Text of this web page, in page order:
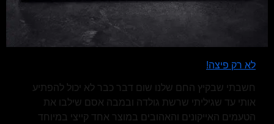
לא רק פיצה!
חשבתי שבקיץ החם שלנו שום דבר כבר לא יכול להפתיע
אותי עד שגיליתי שרשת גולדה ובמבה אסם שילבו את
הטעמים האייקונים והאהובים במוצר אחד קייצי במיוחד